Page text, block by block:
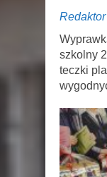
szkolny
teczki